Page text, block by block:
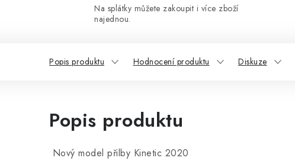
Na splátky můžete zakoupit i více zboží
najednou.
Popis produktu Hodnocení produktu Diskuze
Popis produktu
Nový model přilby Kinetic 2020